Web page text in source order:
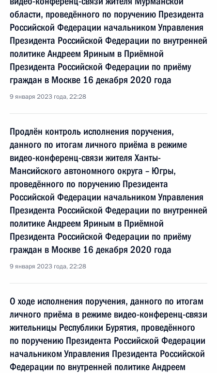
области, проведённого по поручению Президента
Российской Федерации начальником Управления
Президента Российской Федерации по внутренней
политике Андреем Яриным в Приёмной
Президента Российской Федерации по приёму
граждан в Москве 16 декабря 2020 года
9 января 2023 года, 22:28
Продлён контроль исполнения поручения,
данного по итогам личного приёма в режиме
видео-конференц-связи жителя Ханты-
Мансийского автономного округа – Югры,
проведённого по поручению Президента
Российской Федерации начальником Управления
Президента Российской Федерации по внутренней
политике Андреем Яриным в Приёмной
Президента Российской Федерации по приёму
граждан в Москве 16 декабря 2020 года
9 января 2023 года, 22:28
О ходе исполнения поручения, данного по итогам
личного приёма в режиме видео-конференц-связи
жительницы Республики Бурятия, проведённого
по поручению Президента Российской Федерации
начальником Управления Президента Российской
Федерации по внутренней политике Андреем